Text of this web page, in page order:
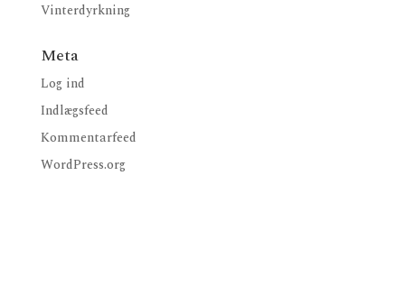
Vinterdyrkning
Meta
Log ind
Indlægsfeed
Kommentarfeed
WordPress.org